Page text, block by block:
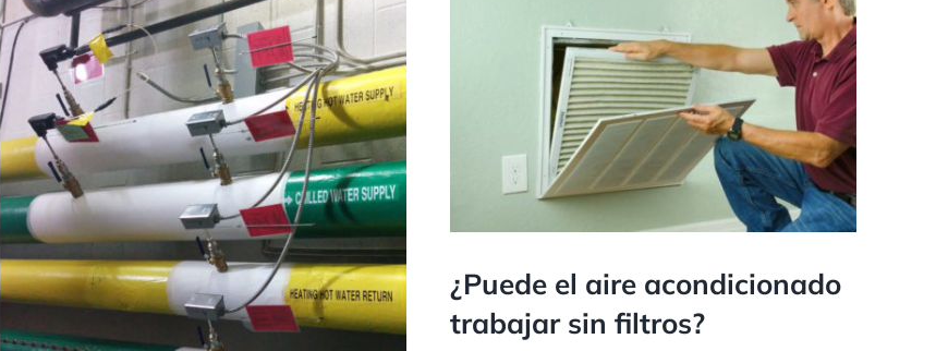
¿Puede el aire acondicionado
trabajar sin filtros?